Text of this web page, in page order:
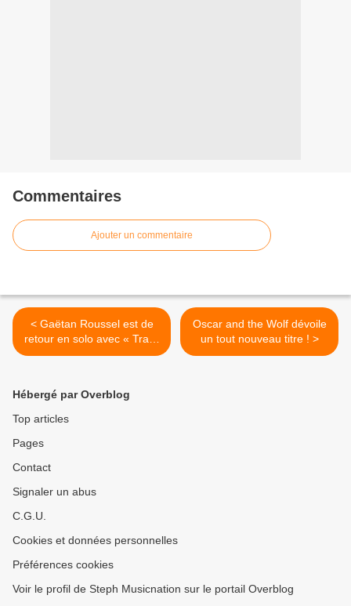
Commentaires
Ajouter un commentaire
< Gaëtan Roussel est de
retour en solo avec « Trafic
» !
Oscar and the Wolf dévoile
un tout nouveau titre ! >
Hébergé par Overblog
Top articles
Pages
Contact
Signaler un abus
C.G.U.
Cookies et données personnelles
Préférences cookies
Voir le profil de Steph Musicnation sur le portail Overblog